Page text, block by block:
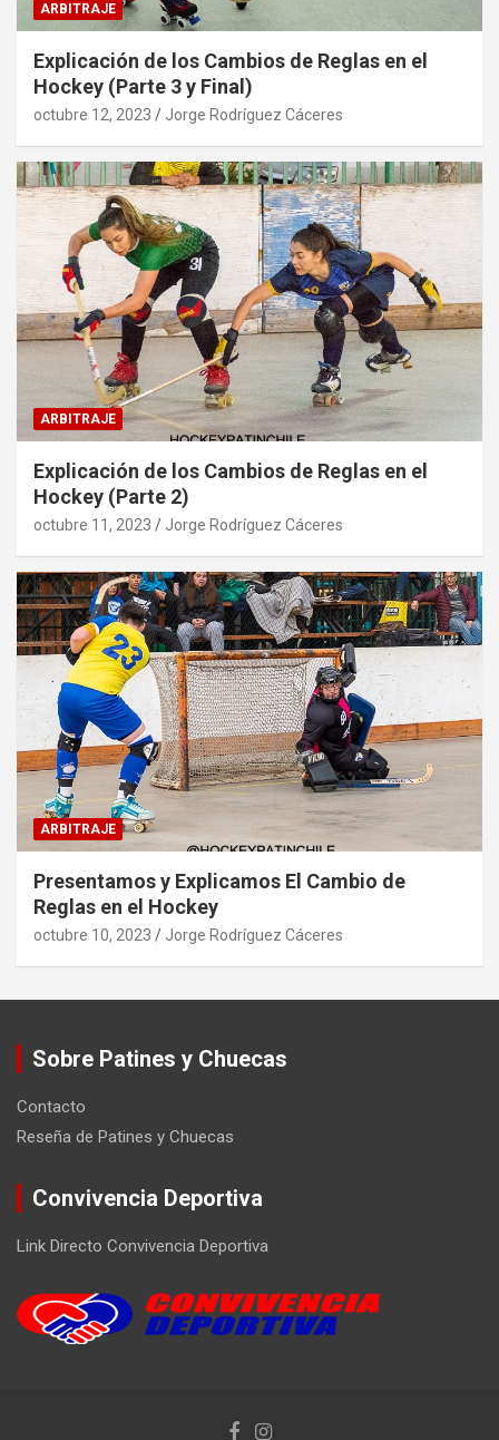
ARBITRAJE
Explicación de los Cambios de Reglas en el
Hockey (Parte 3 y Final)
octubre 12, 2023 Jorge Rodríguez Cáceres
ARBITRAJE
Explicación de los Cambios de Reglas en el
Hockey (Parte 2)
octubre 11, 2023 Jorge Rodríguez Cáceres
ARBITRAJE
Presentamos y Explicamos El Cambio de
Reglas en el Hockey
octubre 10, 2023 Jorge Rodríguez Cáceres
Sobre Patines y Chuecas
Contacto
Reseña de Patines y Chuecas
Convivencia Deportiva
Link Directo Convivencia Deportiva